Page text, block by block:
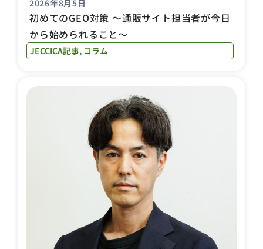
2026年8月5日
初めてのGEO対策 〜通販サイト担当者が今日
から始められること〜
JECCICA記事, コラム